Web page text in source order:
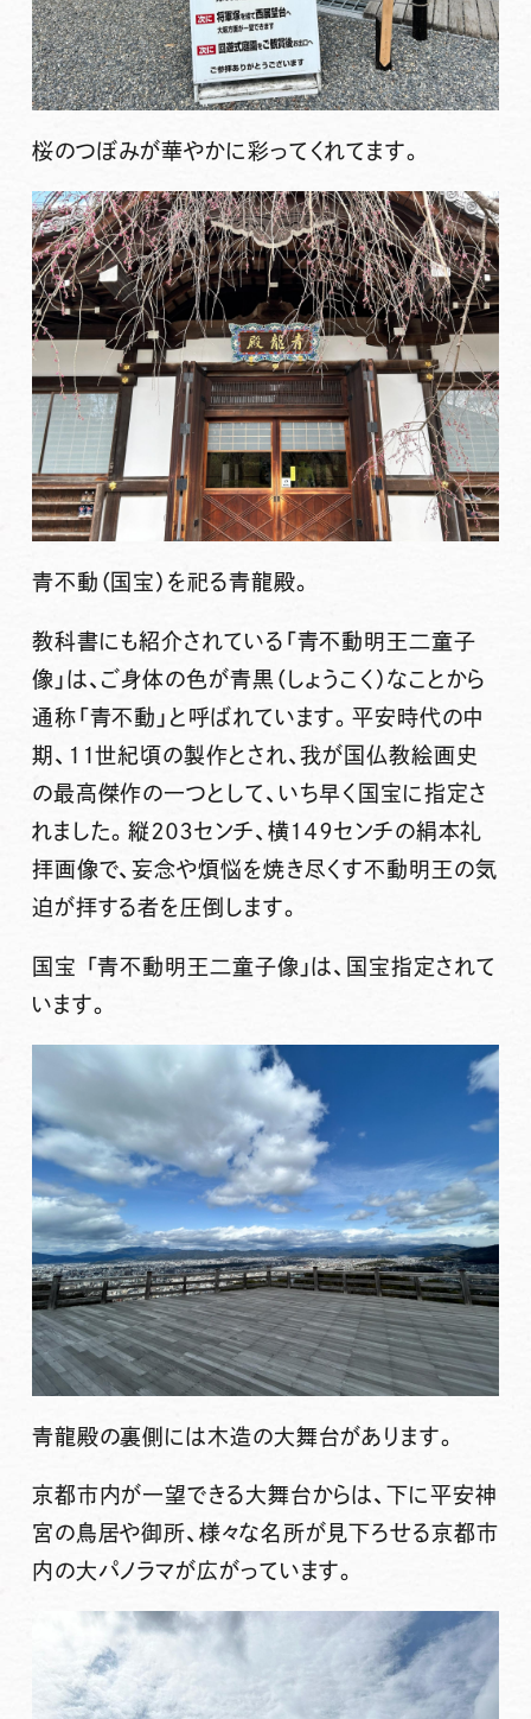
桜のつぼみが華やかに彩ってくれてます。
青不動（国宝）を祀る青龍殿。
教科書にも紹介されている「青不動明王二童子
像」は、ご身体の色が青黒（しょうこく）なことから
通称「青不動」と呼ばれています。平安時代の中
期、１１世紀頃の製作とされ、我が国仏教絵画史
の最高傑作の一つとして、いち早く国宝に指定さ
れました。縦２０３センチ、横１４９センチの絹本礼
拝画像で、妄念や煩悩を焼き尽くす不動明王の気
迫が拝する者を圧倒します。
国宝 「青不動明王二童子像」は、国宝指定されて
います。
青龍殿の裏側には木造の大舞台があります。
京都市内が一望できる大舞台からは、下に平安神
宮の鳥居や御所、様々な名所が見下ろせる京都市
内の大パノラマが広がっています。